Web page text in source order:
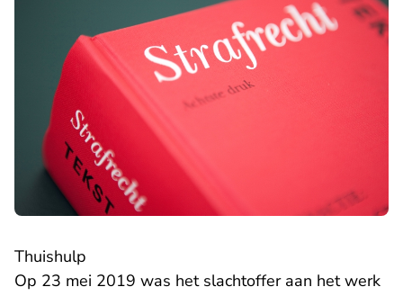
Thuishulp
Op 23 mei 2019 was het slachtoffer aan het werk